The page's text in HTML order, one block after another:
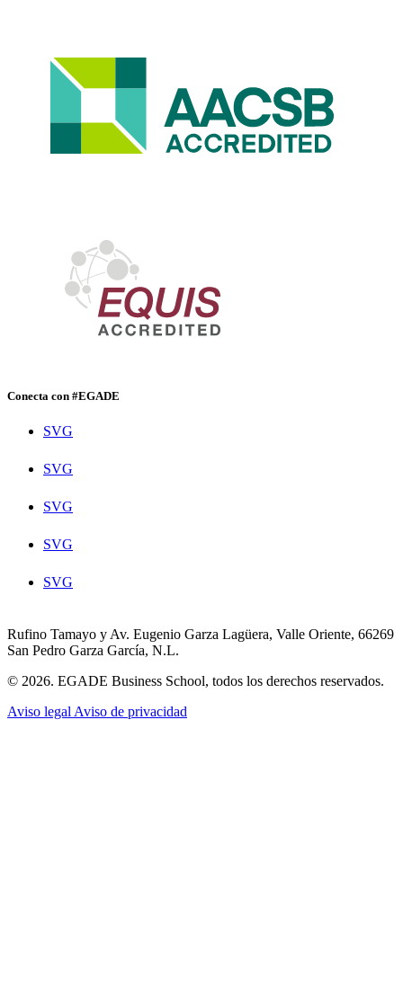
Conecta con #EGADE
SVG
SVG
SVG
SVG
SVG
Rufino Tamayo y Av. Eugenio Garza Lagüera, Valle Oriente, 66269
San Pedro Garza García, N.L.
© 2026. EGADE Business School, todos los derechos reservados.
Aviso legal Aviso de privacidad